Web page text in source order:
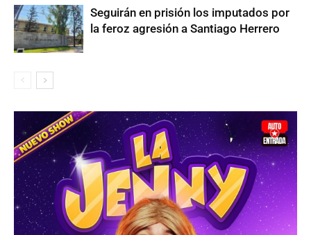
Seguirán en prisión los imputados por
la feroz agresión a Santiago Herrero